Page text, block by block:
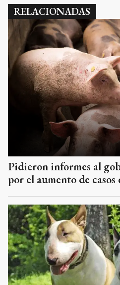
RELACIONADAS
Pidieron informes al
por el aumento de